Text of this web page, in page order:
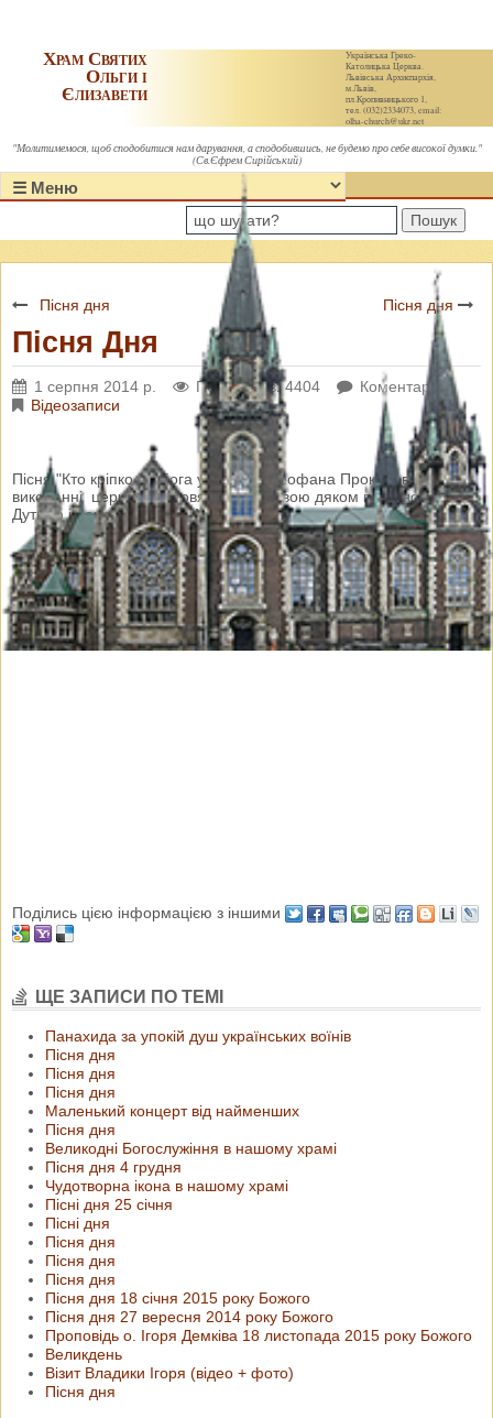
Українська Греко-
Католицька Церква.
Львівська Архиєпархія,
м.Львів,
пл.Кропивницького 1,
тел. (032)2334073, email:
olha-church@ukr.net
Храм Святих
Ольги і
Єлизавети
"Молитимемося, щоб сподобитися нам дарування, а сподобившись, не будемо про себе високої думки."
(Св.Єфрем Сирійський)
Пошук
Пісня дня Пісня дня
Пісня Дня
1 серпня 2014 р. Переглядів: 4404
Коментарі: 0
Відеозаписи
Пісня "Кто кріпко на Бога упова" о. Феофана Прокоповича у
виконанні церковно-словянською мовою дяком п. Іваном
Дуткою і парафіянкою п. Мар'яною.
Поділись цією інформацією з іншими
ЩЕ ЗАПИСИ ПО ТЕМІ
Панахида за упокій душ українських воїнів
Пісня дня
Пісня дня
Пісня дня
Маленький концерт від найменших
Пісня дня
Великодні Богослужіння в нашому храмі
Пісня дня 4 грудня
Чудотворна ікона в нашому храмі
Пісні дня 25 січня
Пісні дня
Пісня дня
Пісня дня
Пісня дня
Пісня дня 18 січня 2015 року Божого
Пісня дня 27 вересня 2014 року Божого
Проповідь о. Ігоря Демківа 18 листопада 2015 року Божого
Великдень
Візит Владики Ігоря (відео + фото)
Пісня дня